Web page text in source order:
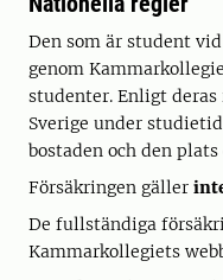
Den som är student
genom
studenter. Enligt
Sverige under
bostaden och den
Försäkringen gäller
De fullständiga
Kammarkollegiets